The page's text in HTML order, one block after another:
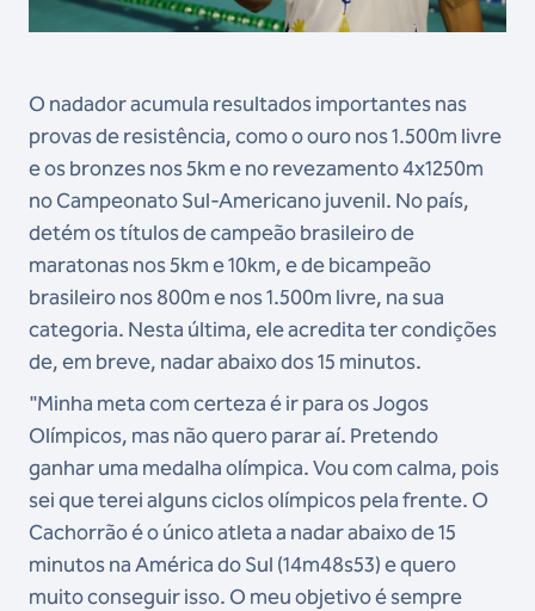
O nadador acumula resultados importantes nas
provas de resistência, como o ouro nos 1.500m livre
e os bronzes nos 5km e no revezamento 4x1250m
no Campeonato Sul-Americano juvenil. No país,
detém os títulos de campeão brasileiro de
maratonas nos 5km e 10km, e de bicampeão
brasileiro nos 800m e nos 1.500m livre, na sua
categoria. Nesta última, ele acredita ter condições
de, em breve, nadar abaixo dos 15 minutos.
"Minha meta com certeza é ir para os Jogos
Olímpicos, mas não quero parar aí. Pretendo
ganhar uma medalha olímpica. Vou com calma, pois
sei que terei alguns ciclos olímpicos pela frente. O
Cachorrão é o único atleta a nadar abaixo de 15
minutos na América do Sul (14m48s53) e quero
muito conseguir isso. O meu objetivo é sempre